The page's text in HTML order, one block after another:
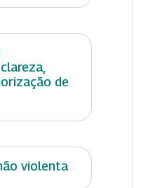
de
violenta